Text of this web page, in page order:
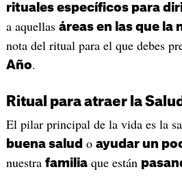
rituales específicos para
a aquellas áreas en las que la
nota del ritual para el que debes
Año.
Ritual para atraer la
El pilar principal de la vida es la
buena salud o ayudar un
nuestra familiaque están